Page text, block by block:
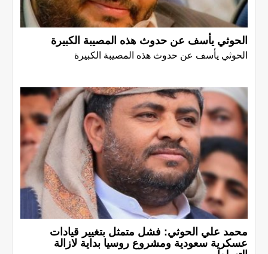
الحوثي يأسف عن حدوث هذه المصيبة الكبيرة
الحوثي يأسف عن حدوث هذه المصيبة الكبيرة
محمد علي الحوثي: فشل متمثل بتغيير قيادات
عسكرية سعودية ومشروع روسيا بداية لازالة